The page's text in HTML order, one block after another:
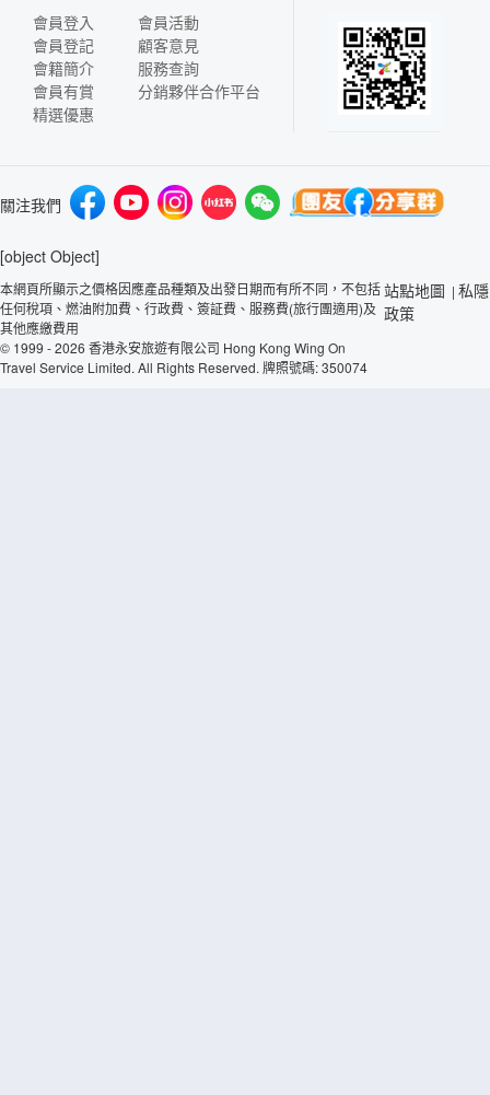
會員登入
會員登記
會籍簡介
會員有賞
精選優惠
會員活動
顧客意見
服務查詢
分銷夥伴合作平台
關注我們
[object Object]
本網頁所顯示之價格因應產品種類及出發日期而有所不同，不包括
任何稅項、燃油附加費、行政費、簽証費、服務費(旅行團適用)及
其他應繳費用
© 1999 - 2026 香港永安旅遊有限公司 Hong Kong Wing On
Travel Service Limited. All Rights Reserved. 牌照號碼: 350074
站點地圖 | 私隱
政策